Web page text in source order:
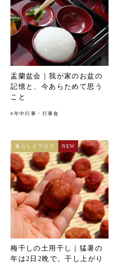
盂蘭盆会｜我が家のお盆の
記憶と、今あらためて思う
こと
#年中行事・行事食
梅干しの土用干し｜猛暑の
年は2日2晩で。干し上がり
暮らしとブログ NEW